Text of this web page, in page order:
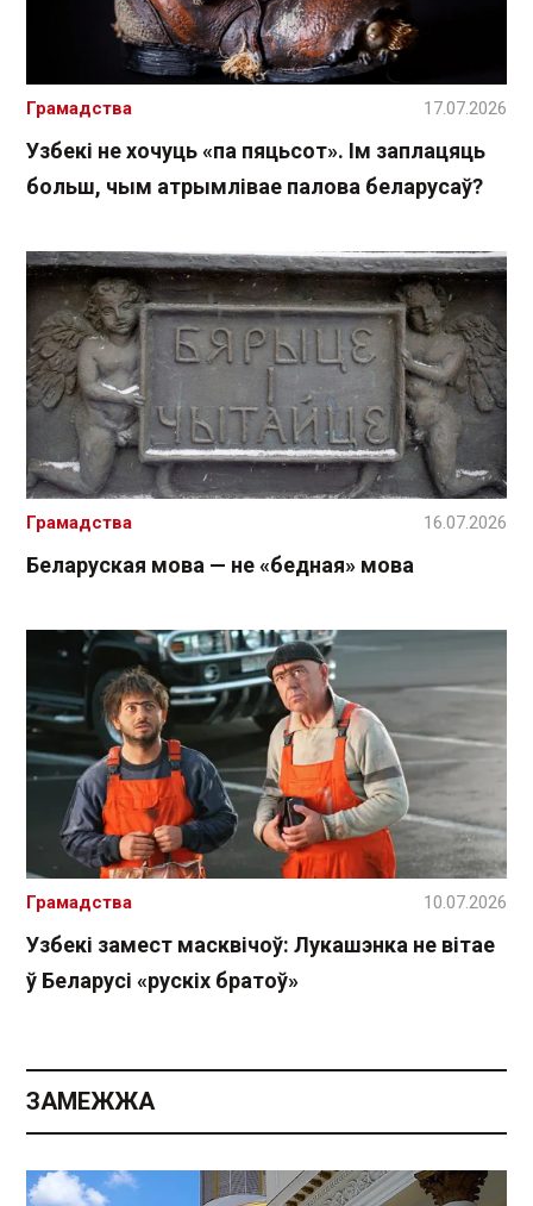
Узбекі не хочуць «па пяцьсот». Ім заплацяць
больш, чым атрымлівае палова беларусаў?
Грамадства 17.07.2026
Беларуская мова — не «бедная» мова
Грамадства 16.07.2026
Узбекі замест масквічоў: Лукашэнка не вітае
ў Беларусі «рускіх братоў»
Грамадства 10.07.2026
ЗАМЕЖЖА